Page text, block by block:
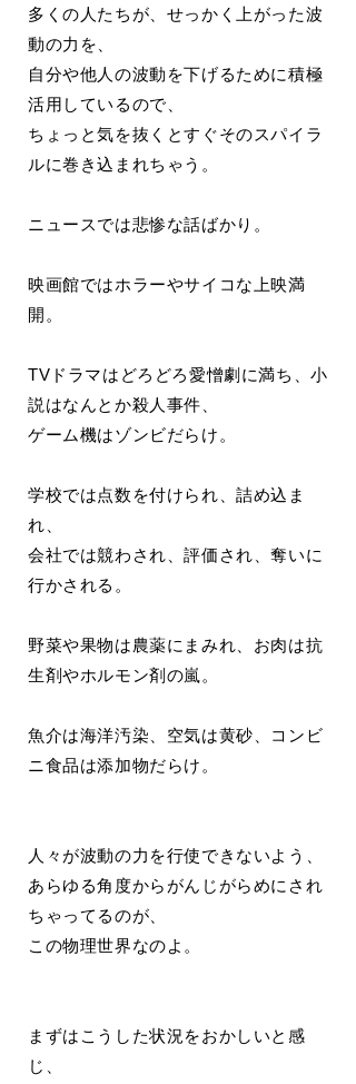
多くの人たちが、せっかく上がった波
動の力を、
自分や他人の波動を下げるために積極
活用しているので、
ちょっと気を抜くとすぐそのスパイラ
ルに巻き込まれちゃう。
ニュースでは悲惨な話ばかり。
映画館ではホラーやサイコな上映満
開。
TVドラマはどろどろ愛憎劇に満ち、小
説はなんとか殺人事件、
ゲーム機はゾンビだらけ。
学校では点数を付けられ、詰め込ま
れ、
会社では競わされ、評価され、奪いに
行かされる。
野菜や果物は農薬にまみれ、お肉は抗
生剤やホルモン剤の嵐。
魚介は海洋汚染、空気は黄砂、コンビ
ニ食品は添加物だらけ。
人々が波動の力を行使できないよう、
あらゆる角度からがんじがらめにされ
ちゃってるのが、
この物理世界なのよ。
まずはこうした状況をおかしいと感
じ、